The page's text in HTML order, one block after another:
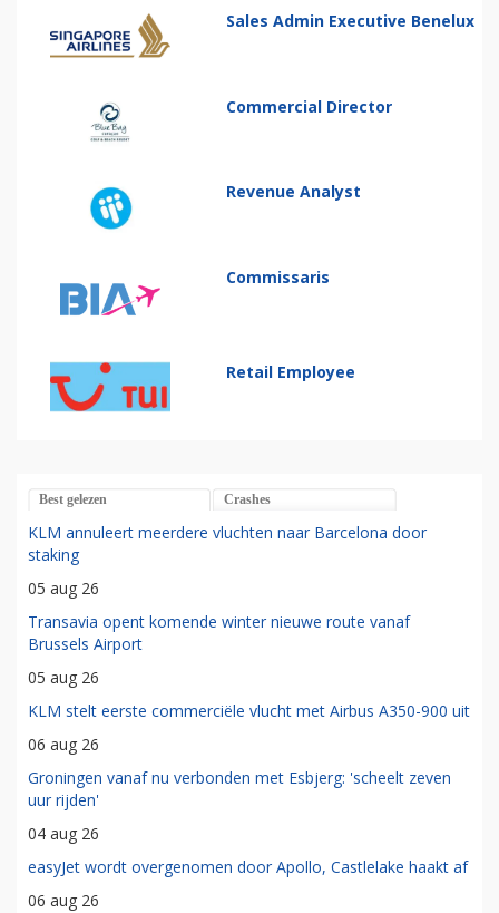
Sales Admin Executive Benelux
Commercial Director
Revenue Analyst
Commissaris
Retail Employee
Best gelezen Crashes
KLM annuleert meerdere vluchten naar Barcelona door
staking
05 aug 26
Transavia opent komende winter nieuwe route vanaf
Brussels Airport
05 aug 26
KLM stelt eerste commerciële vlucht met Airbus A350-900 uit
06 aug 26
Groningen vanaf nu verbonden met Esbjerg: 'scheelt zeven
uur rijden'
04 aug 26
easyJet wordt overgenomen door Apollo, Castlelake haakt af
06 aug 26